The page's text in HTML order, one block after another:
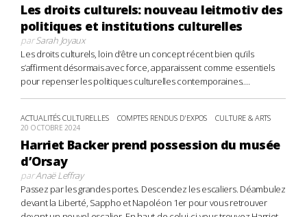
Les droits culturels: nouveau leitmotiv des
politiques et institutions culturelles
parSarah Joyaux
Les droits culturels, loin d’être un concept récent bien qu’ils
s’affirment désormais avec force, apparaissent comme essentiels
pour repenser les politiques culturelles contemporaines....
ACTUALITÉS CULTURELLES COMPTES RENDUS D'EXPOS CULTURE & ARTS
20 OCTOBRE 2024
Harriet Backer prend possession du musée
d’Orsay
parAnaë Leffray
Passez par les grandes portes. Descendez les escaliers. Déambulez
devant la Liberté, Sappho et Napoléon 1er pour vous retrouver